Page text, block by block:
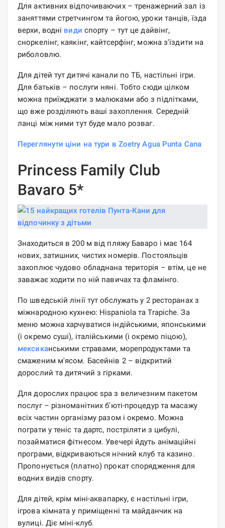
Для активних відпочиваючих – тренажерний зал із
заняттями стретчингом та йогою, уроки танців, їзда
верхи, водні види спорту – тут це дайвінг,
сноркелінг, каякінг, кайтсерфінг, можна з'їздити на
риболовлю.
Для дітей тут дитячі канали по ТБ, настільні ігри.
Для батьків – послуги няні. Тобто сюди цілком
можна приїжджати з малюками або з підлітками,
що вже розділяють ваші захоплення. Середній
ланці між ними тут буде мало розваг.
Переглянути ціни на тури в Zoetry Agua Punta Cana
Princess Family Club
Bavaro 5*
Знаходиться в 200 м від пляжу Баваро і має 164
нових, затишних, чистих номерів. Постояльців
захоплює чудово обладнана територія – втім, це не
заважає ходити по ній павичах та фламінго.
По шведській лінії тут обслужать у 2 ресторанах з
міжнародною кухнею: Hispaniola та Trapiche. За
меню можна харчуватися індійськими, японськими
(і окремо суші), італійськими (і окремо піцою),
мексиканськими стравами, морепродуктами та
смаженим м'ясом. Басейнів 2 – відкритий
дорослий та дитячий з гірками.
Для дорослих працює spa з величезним пакетом
послуг – різноманітних б'юті-процедур та масажу
всіх частин організму разом і окремо. Можна
пограти у теніс та дартс, постріляти з цибулі,
позайматися фітнесом. Увечері йдуть анімаційні
програми, відкриваються нічний клуб та казино.
Пропонується (платно) прокат спорядження для
водних видів спорту.
Для дітей, крім міні-аквапарку, є настільні ігри,
ігрова кімната у приміщенні та майданчик на
вулиці. Діє міні-клуб.